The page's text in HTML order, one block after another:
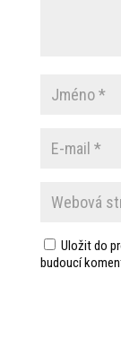
Uložit do
budoucí